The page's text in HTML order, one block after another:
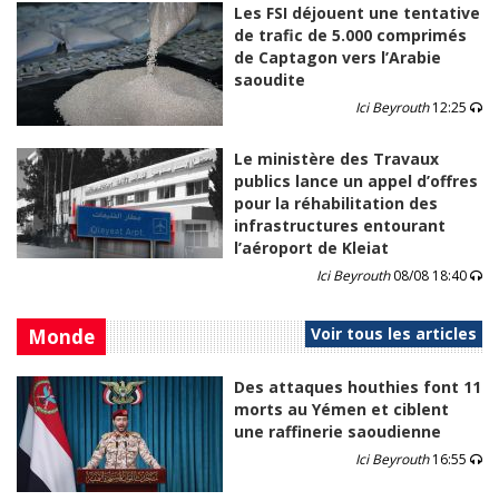
Les FSI déjouent une tentative
de trafic de 5.000 comprimés
de Captagon vers l’Arabie
saoudite
Ici Beyrouth12:25
Le ministère des Travaux
publics lance un appel d’offres
pour la réhabilitation des
infrastructures entourant
l’aéroport de Kleiat
Ici Beyrouth08/08 18:40
Monde Voir tous les articles
Des attaques houthies font 11
morts au Yémen et ciblent
une raffinerie saoudienne
Ici Beyrouth16:55